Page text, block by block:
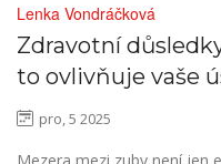
Lenka Vondráčková
Zdravotní
to ovlivňuje vaše
pro, 5 2025
Mezera mezi zuby není jen